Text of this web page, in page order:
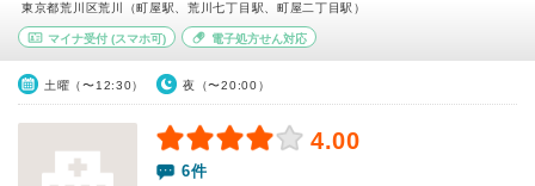
東京都荒川区荒川（町屋駅、荒川七丁目駅、町屋二丁目駅）
マイナ受付 (スマホ可) 電子処方せん対応
土曜（〜12:30） 夜（〜20:00）
4.00
6件